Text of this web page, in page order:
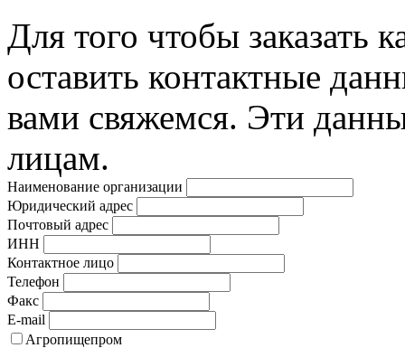
Для того чтобы заказать
оставить контактные
вами свяжемся. Эти
лицам.
Наименование организации
Юридический адрес
Почтовый адрес
ИНН
Контактное лицо
Телефон
Факс
E-mail
Агропищепром